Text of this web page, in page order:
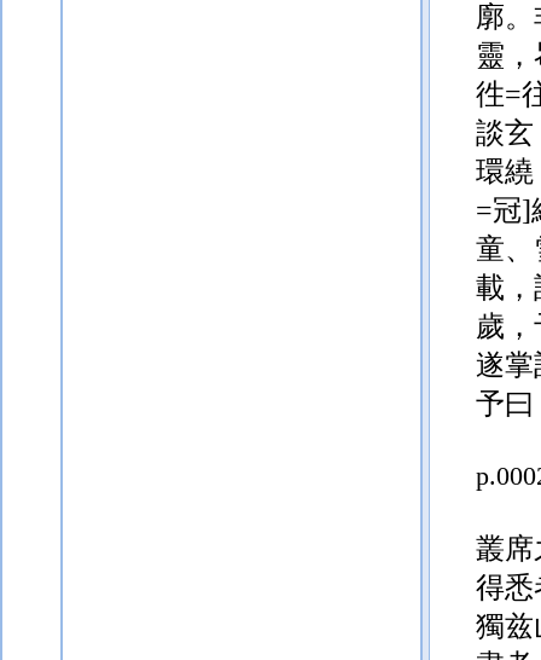
廓
靈
徃=
談玄
環繞
=冠]
童、
載，
歲
遂掌
予曰
叢席
得悉
獨兹